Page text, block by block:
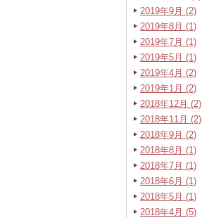
2019年9月 (2)
2019年8月 (1)
2019年7月 (1)
2019年5月 (1)
2019年4月 (2)
2019年1月 (2)
2018年12月 (2)
2018年11月 (2)
2018年9月 (2)
2018年8月 (1)
2018年7月 (1)
2018年6月 (1)
2018年5月 (1)
2018年4月 (5)